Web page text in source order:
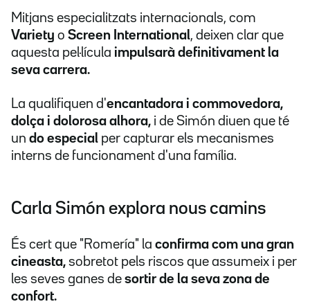
Mitjans especialitzats internacionals, com
Variety o Screen International, deixen clar que
aquesta pel·lícula impulsarà definitivament la
seva carrera.
La qualifiquen d'encantadora i commovedora,
dolça i dolorosa alhora, i de Simón diuen que té
un do especial per capturar els mecanismes
interns de funcionament d'una família.
Carla Simón explora nous camins
És cert que "Romería" la confirma com una gran
cineasta, sobretot pels riscos que assumeix i per
les seves ganes de sortir de la seva zona de
confort.